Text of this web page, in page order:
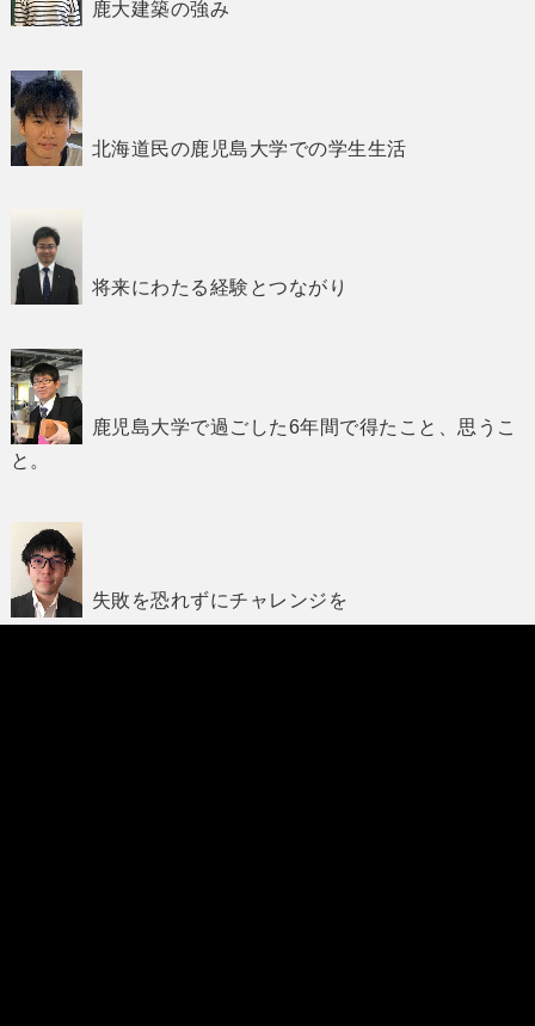
鹿大建築の強み
北海道民の鹿児島大学での学生生活
将来にわたる経験とつながり
鹿児島大学で過ごした6年間で得たこと、思うこ
と。
失敗を恐れずにチャレンジを